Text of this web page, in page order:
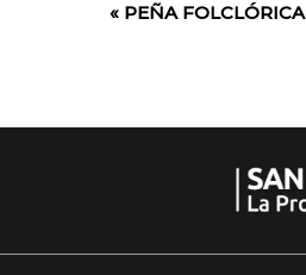
Evento
« PEÑA FOLCLÓRICA